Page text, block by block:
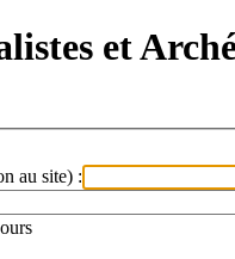
et
au site) :